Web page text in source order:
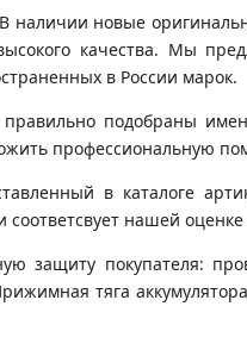
новые
качества. Мы
в России марок.
подобраны
профессиональную
в каталоге
соответсвует нашей оценке
защиту покупателя:
тяга